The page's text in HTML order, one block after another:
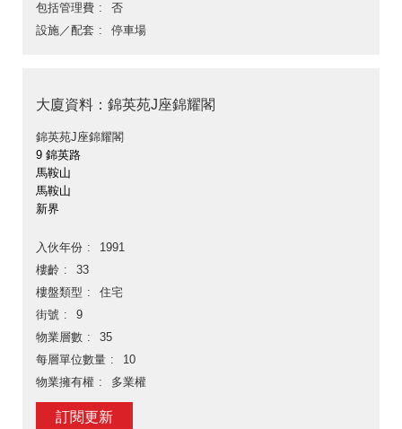
包括管理費
否
設施／配套
停車場
大廈資料：錦英苑J座錦耀閣
錦英苑J座錦耀閣
9 錦英路
馬鞍山
馬鞍山
新界
入伙年份
1991
樓齡
33
樓盤類型
住宅
街號
9
物業層數
35
每層單位數量
10
物業擁有權
多業權
訂閱更新